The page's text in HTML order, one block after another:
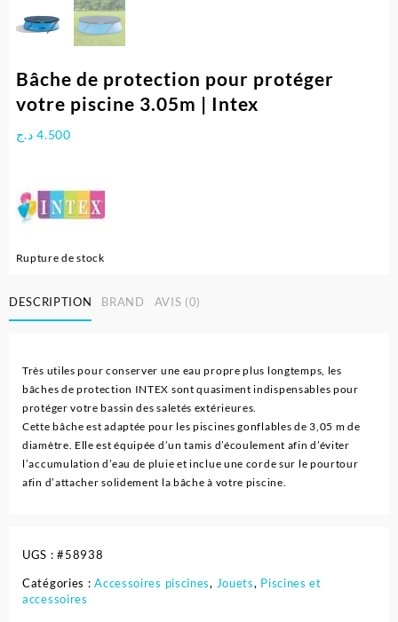
Bâche de protection pour protéger
votre piscine 3.05m | Intex
4.500 د.ج
Rupture de stock
DESCRIPTION BRAND AVIS (0)
Très utiles pour conserver une eau propre plus longtemps, les
bâches de protection INTEX sont quasiment indispensables pour
protéger votre bassin des saletés extérieures.
Cette bâche est adaptée pour les piscines gonflables de 3,05 m de
diamètre. Elle est équipée d’un tamis d’écoulement afin d’éviter
l’accumulation d’eau de pluie et inclue une corde sur le pourtour
afin d’attacher solidement la bâche à votre piscine.
UGS :#58938
Catégories :Accessoires piscines, Jouets, Piscines et
accessoires